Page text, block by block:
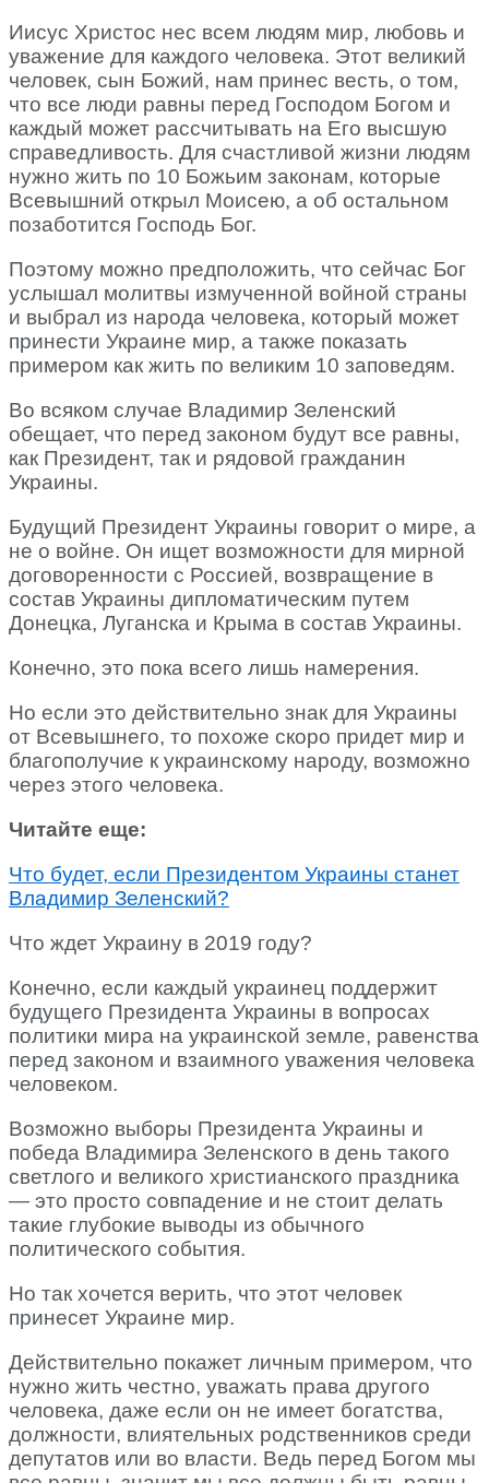
Иисус Христос нес всем людям мир, любовь и
уважение для каждого человека. Этот великий
человек, сын Божий, нам принес весть, о том,
что все люди равны перед Господом Богом и
каждый может рассчитывать на Его высшую
справедливость. Для счастливой жизни людям
нужно жить по 10 Божьим законам, которые
Всевышний открыл Моисею, а об остальном
позаботится Господь Бог.
Поэтому можно предположить, что сейчас Бог
услышал молитвы измученной войной страны
и выбрал из народа человека, который может
принести Украине мир, а также показать
примером как жить по великим 10 заповедям.
Во всяком случае Владимир Зеленский
обещает, что перед законом будут все равны,
как Президент, так и рядовой гражданин
Украины.
Будущий Президент Украины говорит о мире, а
не о войне. Он ищет возможности для мирной
договоренности с Россией, возвращение в
состав Украины дипломатическим путем
Донецка, Луганска и Крыма в состав Украины.
Конечно, это пока всего лишь намерения.
Но если это действительно знак для Украины
от Всевышнего, то похоже скоро придет мир и
благополучие к украинскому народу, возможно
через этого человека.
Читайте еще:
Что будет, если Президентом Украины станет
Владимир Зеленский?
Что ждет Украину в 2019 году?
Конечно, если каждый украинец поддержит
будущего Президента Украины в вопросах
политики мира на украинской земле, равенства
перед законом и взаимного уважения человека
человеком.
Возможно выборы Президента Украины и
победа Владимира Зеленского в день такого
светлого и великого христианского праздника
— это просто совпадение и не стоит делать
такие глубокие выводы из обычного
политического события.
Но так хочется верить, что этот человек
принесет Украине мир.
Действительно покажет личным примером, что
нужно жить честно, уважать права другого
человека, даже если он не имеет богатства,
должности, влиятельных родственников среди
депутатов или во власти. Ведь перед Богом мы